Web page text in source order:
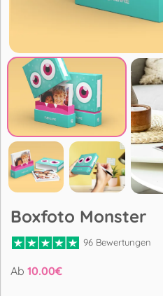
Boxfoto Monster
96 Bewertungen
Ab 10.00€